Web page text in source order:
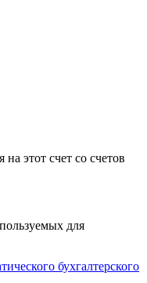
этот счет со счетов
для
бухгалтерского